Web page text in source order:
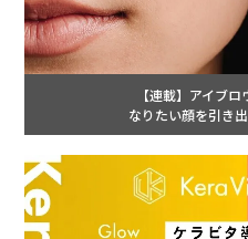
【連載】アイブ
なりたい顔を引き